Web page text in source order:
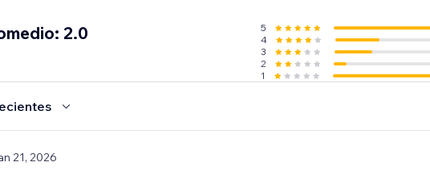
2.0 5
4
3
2
1
21, 2026